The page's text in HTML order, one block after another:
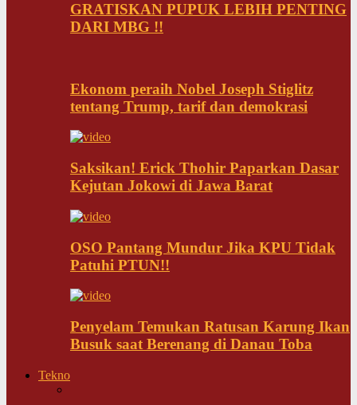
GRATISKAN PUPUK LEBIH PENTING
DARI MBG !!
Ekonom peraih Nobel Joseph Stiglitz
tentang Trump, tarif dan demokrasi
Saksikan! Erick Thohir Paparkan Dasar
Kejutan Jokowi di Jawa Barat
OSO Pantang Mundur Jika KPU Tidak
Patuhi PTUN!!
Penyelam Temukan Ratusan Karung Ikan
Busuk saat Berenang di Danau Toba
Tekno